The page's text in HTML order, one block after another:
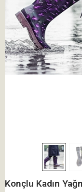
Konçlu Kadın